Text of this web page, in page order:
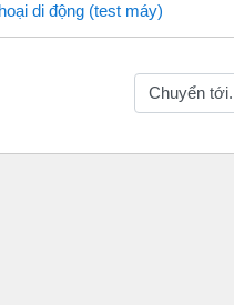
di động (test máy)
Chuyển tới...